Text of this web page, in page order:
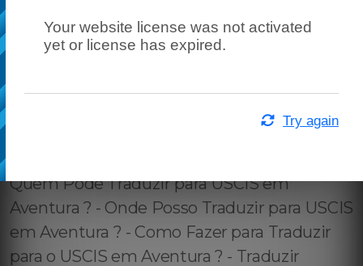
Your website license was not activated
yet or license has expired.
Try again